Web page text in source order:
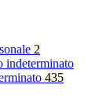
2
indeterminato
435